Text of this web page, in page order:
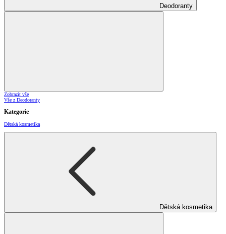
Deodoranty
Zobrazit vše
Vše z Deodoranty
Kategorie
Dětská kosmetika
Dětská kosmetika